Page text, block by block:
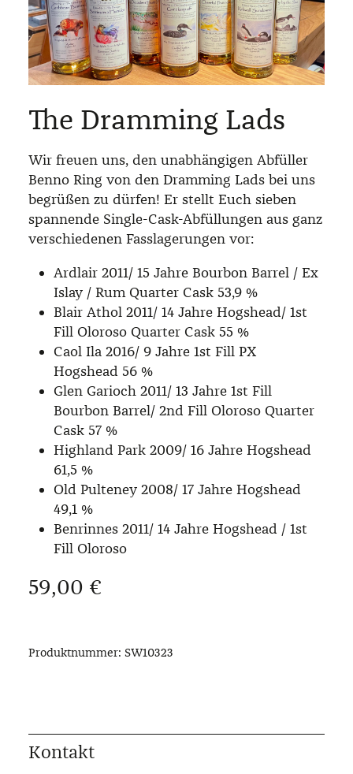
The Dramming Lads
Wir freuen uns, den unabhängigen Abfüller
Benno Ring von den Dramming Lads bei uns
begrüßen zu dürfen! Er stellt Euch sieben
spannende Single-Cask-Abfüllungen aus ganz
verschiedenen Fasslagerungen vor:
Ardlair 2011/ 15 Jahre Bourbon Barrel / Ex
Islay / Rum Quarter Cask 53,9 %
Blair Athol 2011/ 14 Jahre Hogshead/ 1st
Fill Oloroso Quarter Cask 55 %
Caol Ila 2016/ 9 Jahre 1st Fill PX
Hogshead 56 %
Glen Garioch 2011/ 13 Jahre 1st Fill
Bourbon Barrel/ 2nd Fill Oloroso Quarter
Cask 57 %
Highland Park 2009/ 16 Jahre Hogshead
61,5 %
Old Pulteney 2008/ 17 Jahre Hogshead
49,1 %
Benrinnes 2011/ 14 Jahre Hogshead / 1st
Fill Oloroso
Regulärer Preis:
59,00 €
Produktnummer: SW10323
Kontakt